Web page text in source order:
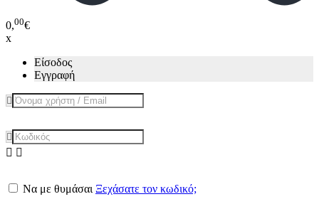
0,00€
x
Είσοδος
Εγγραφή
Να με θυμάσαι Ξεχάσατε τον κωδικό;